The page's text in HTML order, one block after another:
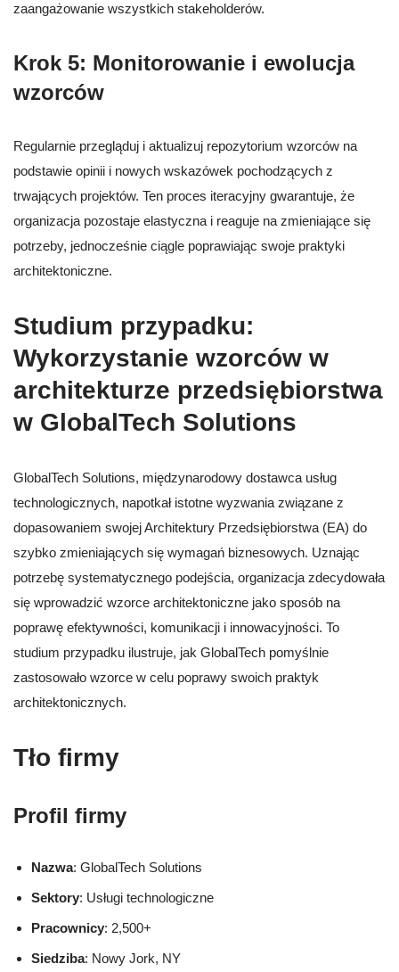
zaangażowanie wszystkich stakeholderów.
Krok 5: Monitorowanie i ewolucja
wzorców
Regularnie przegląduj i aktualizuj repozytorium wzorców na
podstawie opinii i nowych wskazówek pochodzących z
trwających projektów. Ten proces iteracyjny gwarantuje, że
organizacja pozostaje elastyczna i reaguje na zmieniające się
potrzeby, jednocześnie ciągle poprawiając swoje praktyki
architektoniczne.
Studium przypadku:
Wykorzystanie wzorców w
architekturze przedsiębiorstwa
w GlobalTech Solutions
GlobalTech Solutions, międzynarodowy dostawca usług
technologicznych, napotkał istotne wyzwania związane z
dopasowaniem swojej Architektury Przedsiębiorstwa (EA) do
szybko zmieniających się wymagań biznesowych. Uznając
potrzebę systematycznego podejścia, organizacja zdecydowała
się wprowadzić wzorce architektoniczne jako sposób na
poprawę efektywności, komunikacji i innowacyjności. To
studium przypadku ilustruje, jak GlobalTech pomyślnie
zastosowało wzorce w celu poprawy swoich praktyk
architektonicznych.
Tło firmy
Profil firmy
Nazwa: GlobalTech Solutions
Sektory: Usługi technologiczne
Pracownicy: 2,500+
Siedziba: Nowy Jork, NY